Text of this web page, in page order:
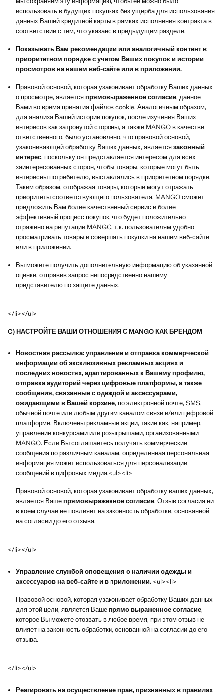
использовать в будущих покупках без ущерба для использования
данных Вашей кредитной карты в рамках исполнения контракта в
соответствии с тем, что указано в предыдущем разделе.
Показывать Вам рекомендации или аналогичный контент в
приоритетном порядке с учетом Ваших покупок и истории
просмотров на нашем веб-сайте или в приложении.
Правовой основой, которая узаконивает обработку Ваших данных
о просмотре, является прямовыраженное согласие, данное
Вами во время принятия файлов cookie. Аналогичным образом,
для анализа Вашей истории покупок, после изучения Ваших
интересов как затронутой стороны, а также MANGO в качестве
ответственного, было установлено, что правовой основой,
узаконивающей обработку Ваших данных, являетсязаконный
интерес, поскольку он представляется интересом для всех
заинтересованных сторон, чтобы товары, которые могут быть
интересны потребителю, выставлялись в приоритетном порядке.
Таким образом, отображая товары, которые могут отражать
приоритеты соответствующего пользователя, MANGO сможет
предложить Вам более качественный сервис и более
эффективный процесс покупок, что будет положительно
отражено на репутации MANGO, т.к. пользователям удобно
просматривать товары и совершать покупки на нашем веб-сайте
или в приложении.
Вы можете получить дополнительную информацию об указанной
оценке, отправив запрос непосредственно нашему
представителю по защите данных.
</li></ul>
C) НАСТРОЙТЕ ВАШИ ОТНОШЕНИЯ С MANGO КАК БРЕНДОМ
Новостная рассылка: управление и отправка коммерческой
информации об эксклюзивных рекламных акциях и
последних новостях, адаптированных к Вашему профилю,
отправка аудиторий через цифровые платформы, а также
сообщения, связанные с одеждой и аксессуарами,
ожидающими в Вашей корзине, по электронной почте, SMS,
обычной почте или любым другим каналом связи и/или цифровой
платформе. Включены рекламные акции, такие как, например,
управление конкурсами или розыгрышами, организованными
MANGO. Если Вы соглашаетесь получать коммерческие
сообщения по различным каналам, определенная персональная
информация может использоваться для персонализации
сообщений в цифровых медиа.<ul><li>
Правовой основой, которая узаконивает обработку ваших данных,
является Ваше прямовыраженное согласие. Отзыв согласия ни
в коем случае не повлияет на законность обработки, основанной
на согласии до его отзыва.
</li></ul>
Управление службой оповещения о наличии одежды и
аксессуаров на веб-сайте и в приложении. <ul><li>
Правовой основой, которая узаконивает обработку Ваших данных
для этой цели, является Ваше прямо выраженное согласие,
которое Вы можете отозвать в любое время, при этом отзыв не
влияет на законность обработки, основанной на согласии до его
отзыва.
</li></ul>
Реагировать на осуществление прав, признанных в правилах